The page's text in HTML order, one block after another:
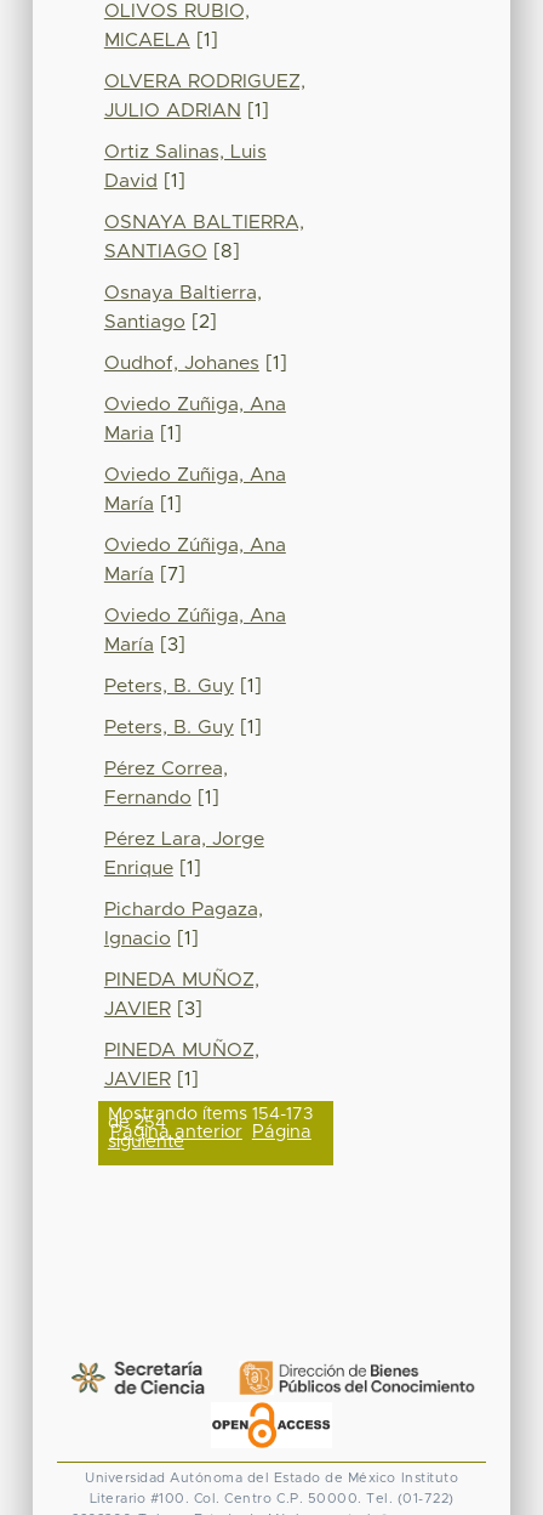
OLIVOS RUBIO,
MICAELA [1]
OLVERA RODRIGUEZ,
JULIO ADRIAN
[1]
Ortiz Salinas, Luis
David
[1]
OSNAYA BALTIERRA,
SANTIAGO [8]
Osnaya Baltierra,
Santiago [2]
Oudhof, Johanes [1]
Oviedo Zuñiga, Ana
Maria [1]
Oviedo Zuñiga, Ana
María [1]
Oviedo Zúñiga, Ana
María [7]
Oviedo Zúñiga, Ana
María [3]
Peters, B. Guy[1]
Peters, B. Guy[1]
Pérez Correa,
Fernando [1]
Pérez Lara, Jorge
Enrique[1]
Pichardo Pagaza,
Ignacio [1]
PINEDA MUÑOZ,
JAVIER[3]
PINEDA MUÑOZ,
JAVIER[1]
Mostrando ítems 154-173
de 254
Página anterior Página
siguiente
Universidad Autónoma del Estado de México
Instituto
Literario #100. Col. Centro C.P. 50000. Tel. (01-722)